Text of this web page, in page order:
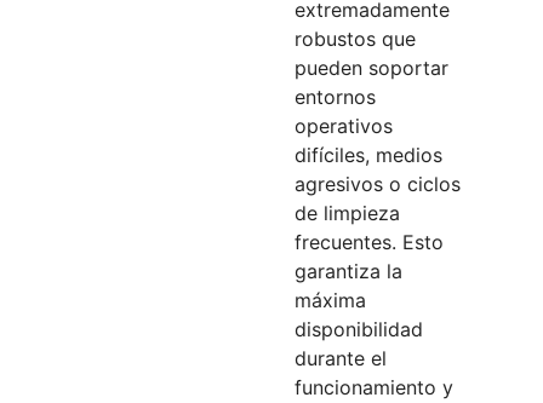
extremadamente
robustos que
pueden soportar
entornos
operativos
difíciles, medios
agresivos o ciclos
de limpieza
frecuentes. Esto
garantiza la
máxima
disponibilidad
durante el
funcionamiento y